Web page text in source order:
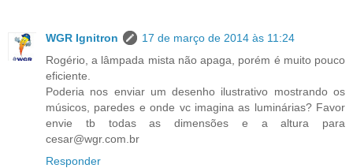
WGR Ignitron
17 de março de 2014 às 11:24
Rogério, a lâmpada mista não apaga, porém é muito pouco
eficiente.
Poderia nos enviar um desenho ilustrativo mostrando os
músicos, paredes e onde vc imagina as luminárias? Favor
envie tb todas as dimensões e a altura para
cesar@wgr.com.br
Responder